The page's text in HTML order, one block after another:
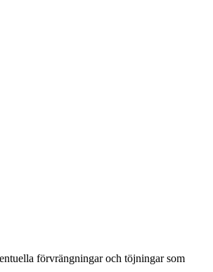
förvrängningar och töjningar som